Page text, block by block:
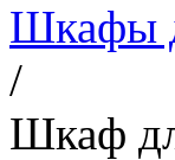
Шкафы
/
Шкаф